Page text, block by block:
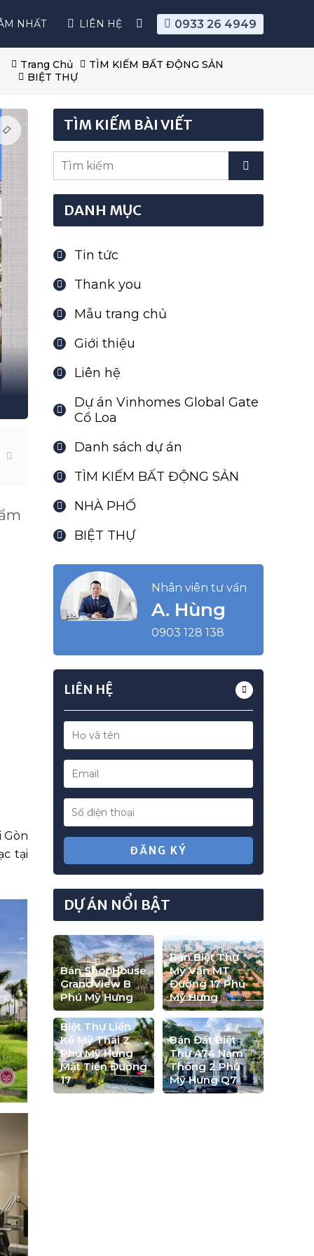
NHẤT LIÊN HỆ 0933 26 4949
Trang Chủ
TÌM KIẾM BẤT ĐỘNG SẢN
BIỆT THỰ
Gòn
tại
TÌM KIẾM BÀI VIẾT
DANH MỤC
Tin tức
Thank you
Mẫu trang chủ
Giới thiệu
Liên hệ
Dự án Vinhomes Global Gate
Cổ Loa
Danh sách dự án
TÌM KIẾM BẤT ĐỘNG SẢN
NHÀ PHỐ
BIỆT THỰ
Nhân viên tư vấn
A. Hùng
0903 128 138
LIÊN HỆ
ĐĂNG KÝ
DỰ ÁN NỔI BẬT
Bán ShopHouse
GrandView B
Phú Mỹ Hưng
Bán Biệt Thự
Mỹ Văn MT
Đường 17 Phú
Mỹ Hưng
Biệt Thự Liền
Kề Mỹ Thái 2
Phú Mỹ Hưng
Mặt Tiền Đường
17
Bán Đất Biệt
Thự A74 Nam
Thông 2 Phú
Mỹ Hưng Q7